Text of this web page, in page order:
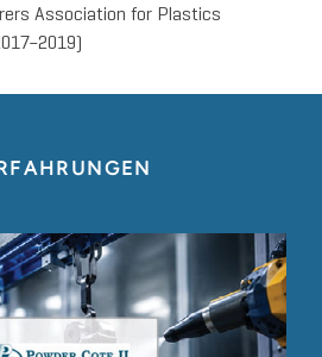
Association for Plastics